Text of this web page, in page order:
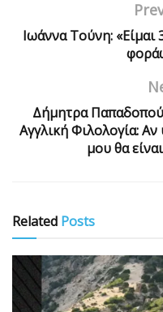
Ιωάννα Τούνη:
Δήμητρα
Αγγλική Φιλολογία:
μου θα
Related Posts